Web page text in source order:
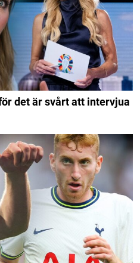
det är svårt att intervjua